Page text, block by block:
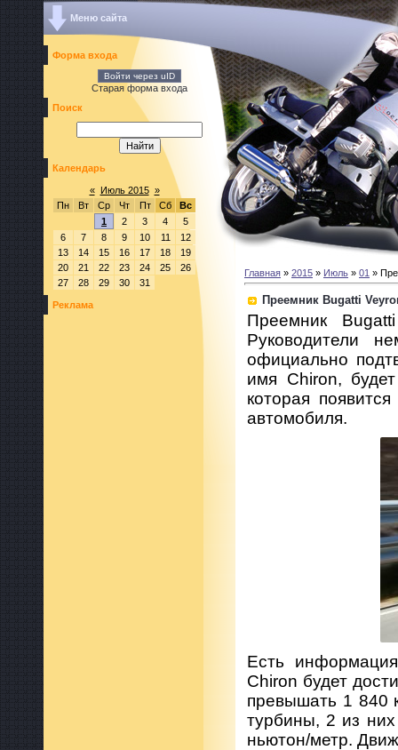
Меню сайта
Форма входа
Войти через uID
Старая форма входа
Поиск
Календарь
« Июль 2015 »
Пн
Вт Ср Чт Пт Сб
Вс
1
2 3 4
5
6
7 8 9 10 11
12
13
14 15 16 17 18
19
20
21 22 23 24 25
26
27
28 29 30 31
Реклама
Главная » 2015 » Июль » 01 »
Преемник Bugatti
Преемник
Руководители
официально
имя Chiron,
которая
автомобиля.
Есть
Chiron будет
превышать 1 840
турбины, 2 из
ньютон/метр.